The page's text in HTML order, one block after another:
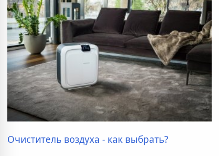
Очиститель воздуха - как выбрать?